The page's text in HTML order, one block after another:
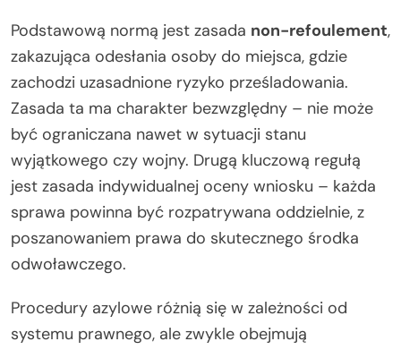
Podstawową normą jest zasada non-refoulement,
zakazująca odesłania osoby do miejsca, gdzie
zachodzi uzasadnione ryzyko prześladowania.
Zasada ta ma charakter bezwzględny – nie może
być ograniczana nawet w sytuacji stanu
wyjątkowego czy wojny. Drugą kluczową regułą
jest zasada indywidualnej oceny wniosku – każda
sprawa powinna być rozpatrywana oddzielnie, z
poszanowaniem prawa do skutecznego środka
odwoławczego.
Procedury azylowe różnią się w zależności od
systemu prawnego, ale zwykle obejmują